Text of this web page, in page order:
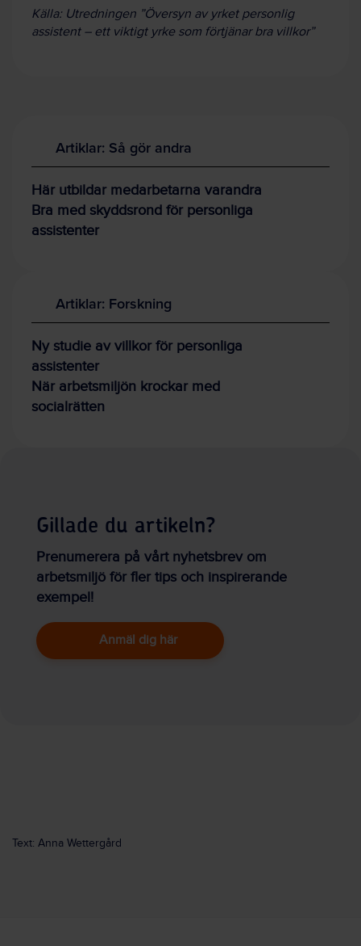
Källa: Utredningen ”Översyn av yrket personlig
assistent – ett viktigt yrke som förtjänar bra villkor”
Artiklar: Så gör andra
Här utbildar medarbetarna varandra
Bra med skyddsrond för personliga
assistenter
Artiklar: Forskning
Ny studie av villkor för personliga
assistenter
När arbetsmiljön krockar med
socialrätten
Gillade du artikeln?
Prenumerera på vårt nyhetsbrev om
arbetsmiljö för fler tips och inspirerande
exempel!
Anmäl dig här
Text: Anna Wettergård